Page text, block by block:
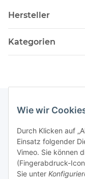
Wie wir
Durch Klicken auf
Einsatz folgender
Vimeo. Sie können
(Fingerabdruck-
Sie unter
Hersteller
Kategorien
Informationen
036204. 803903
Achtung!!!